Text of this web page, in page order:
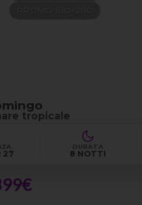
tropicale
27
DURATA
8 NOTTI